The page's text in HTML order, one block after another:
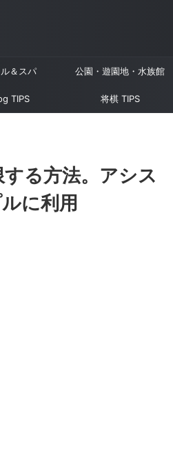
＆スパ 公園・遊園地・水族館
TIPS 将棋 TIPS
る方法。アシス
に利用